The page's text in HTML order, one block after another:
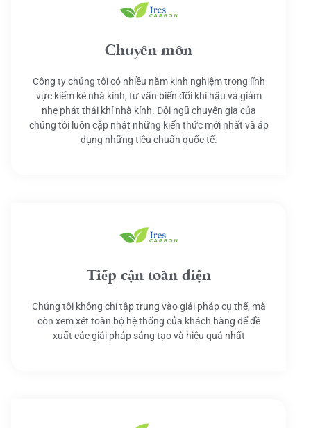
Chuyên môn
Công ty chúng tôi có nhiều năm kinh nghiệm trong lĩnh
vực kiểm kê nhà kính, tư vấn biến đổi khí hậu và giảm
nhẹ phát thải khí nhà kính. Đội ngũ chuyên gia của
chúng tôi luôn cập nhật những kiến thức mới nhất và áp
dụng những tiêu chuẩn quốc tế.
Tiếp cận toàn diện
Chúng tôi không chỉ tập trung vào giải pháp cụ thể, mà
còn xem xét toàn bộ hệ thống của khách hàng để đề
xuất các giải pháp sáng tạo và hiệu quả nhất